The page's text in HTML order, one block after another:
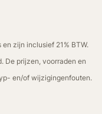
zijn inclusief 21% BTW.
De prijzen, voorraden en
en/of wijzigingenfouten.